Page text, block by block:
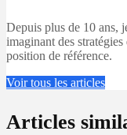
Depuis plus de 10 ans,
imaginant des
position de référence.
Voir tous les articles
Articles